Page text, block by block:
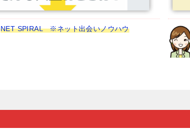
NET SPIRAL ※ネット出会いノウハウ